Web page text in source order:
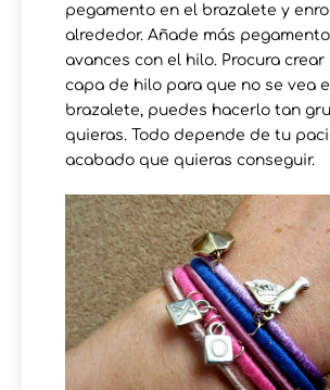
pegamento en el brazalete y
alrededor. Añade más
avances con el hilo. Procura
capa de hilo para que no se vea
brazalete, puedes hacerlo tan
quieras. Todo depende de tu
acabado que quieras conseguir.